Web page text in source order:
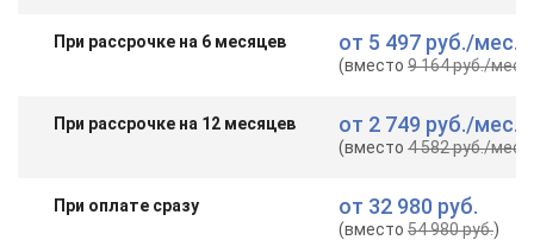
При рассрочке на 6 месяцев от 5 497 руб./мес.
(вместо9 164 руб./мес.
При рассрочке на 12 месяцев от 2 749 руб./мес.
(вместо4 582 руб./мес.
При оплате сразу от 32 980 руб.
(вместо54 980 руб.)